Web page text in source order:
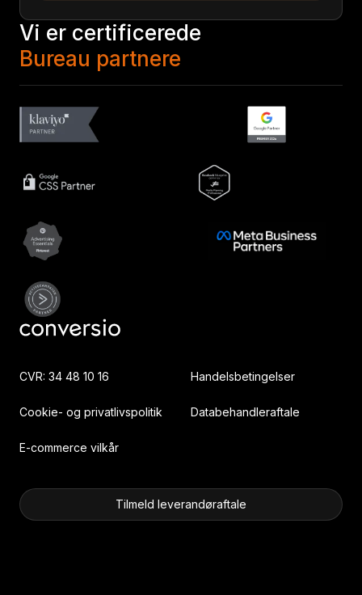
Vi er certificerede
Bureau partnere
CVR: 34 48 10 16 Handelsbetingelser
Cookie- og privatlivspolitik Databehandleraftale
E-commerce vilkår
Tilmeld leverandøraftale